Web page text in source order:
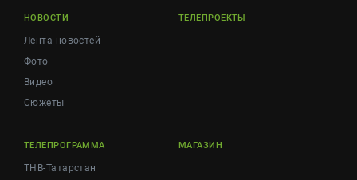
НОВОСТИ
Лента новостей
Фото
Видео
Сюжеты
ТЕЛЕПРОЕКТЫ
ТЕЛЕПРОГРАММА
ТНВ-Татарстан
МАГАЗИН